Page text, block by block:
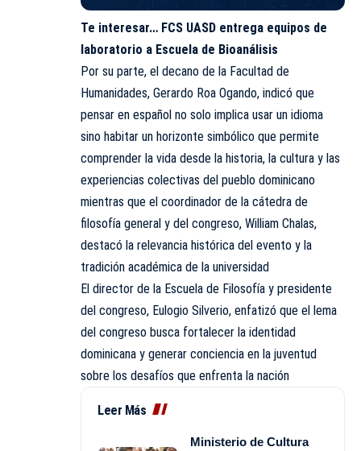
Te interesar… FCS UASD entrega equipos de
laboratorio a Escuela de Bioanálisis
Por su parte, el decano de la Facultad de
Humanidades, Gerardo Roa Ogando, indicó que
pensar en español no solo implica usar un idioma
sino habitar un horizonte simbólico que permite
comprender la vida desde la historia, la cultura y las
experiencias colectivas del pueblo dominicano
mientras que el coordinador de la cátedra de
filosofía general y del congreso, William Chalas,
destacó la relevancia histórica del evento y la
tradición académica de la universidad
El director de la Escuela de Filosofía y presidente
del congreso, Eulogio Silverio, enfatizó que el lema
del congreso busca fortalecer la identidad
dominicana y generar conciencia en la juventud
sobre los desafíos que enfrenta la nación
Leer Más
Ministerio de Cultura